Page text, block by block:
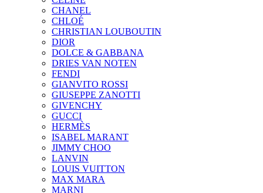
CHANEL
CHLOÉ
CHRISTIAN LOUBOUTIN
DIOR
DOLCE & GABBANA
DRIES VAN NOTEN
FENDI
GIANVITO ROSSI
GIUSEPPE ZANOTTI
GIVENCHY
GUCCI
HERMÈS
ISABEL MARANT
JIMMY CHOO
LANVIN
LOUIS VUITTON
MAX MARA
MARNI